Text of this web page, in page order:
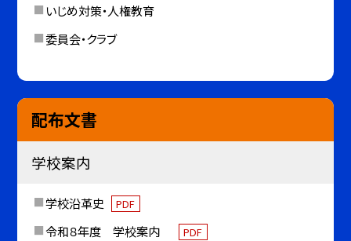
いじめ対策・人権教育
委員会・クラブ
配布文書
学校案内
学校沿革史 PDF
令和８年度 学校案内 PDF